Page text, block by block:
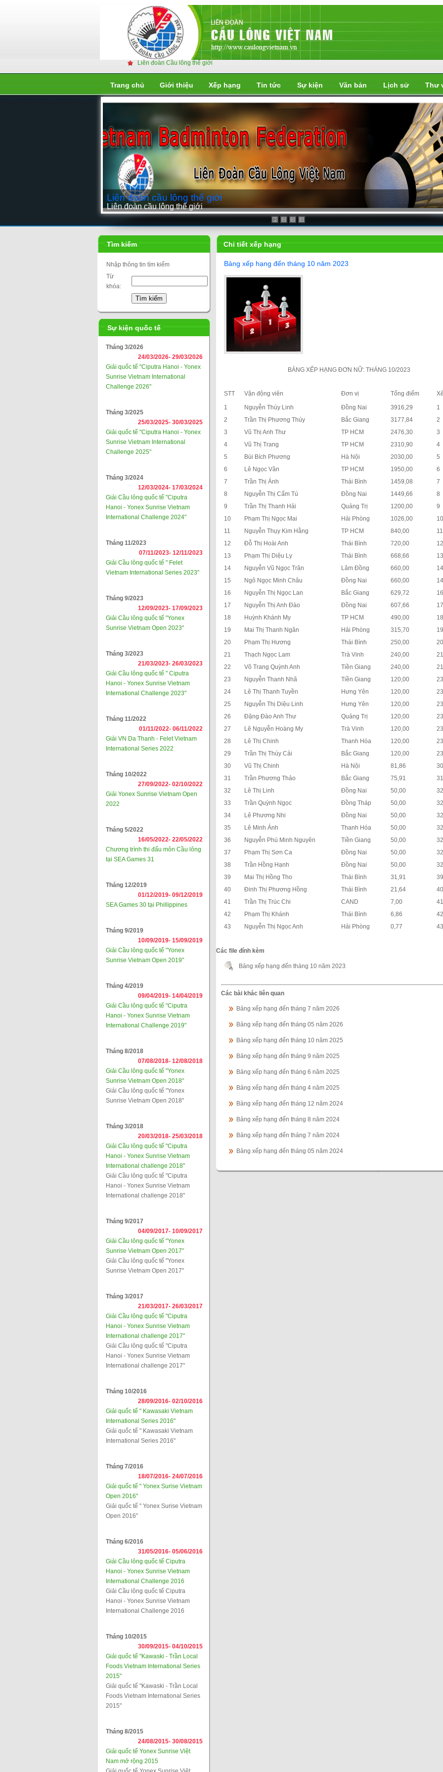
Liên đoàn Cầu lông thế giới
Trang chủ Giới thiệu Xếp hạng Tin tức Sự kiện Văn bản Lịch sử Thư
Liên đoàn cầu lông thế giới
Liên đoàn cầu lông thế giới
1 2 3 4
Tìm kiếm
Nhập thông tin tìm kiếm
Từ
khóa:
Sự kiện quốc tế
Tháng 3/2026
24/03/2026- 29/03/2026
Giải quốc tế "Ciputra Hanoi - Yonex
Sunrise Vietnam International
Challenge 2026"
Tháng 3/2025
25/03/2025- 30/03/2025
Giải quốc tế "Ciputra Hanoi - Yonex
Sunrise Vietnam International
Challenge 2025"
Tháng 3/2024
12/03/2024- 17/03/2024
Giải Cầu lông quốc tế "Ciputra
Hanoi - Yonex Sunrise Vietnam
International Challenge 2024"
Tháng 11/2023
07/11/2023- 12/11/2023
Giải Cầu lông quốc tế " Felet
Vietnam International Series 2023"
Tháng 9/2023
12/09/2023- 17/09/2023
Giải Cầu lông quốc tế "Yonex
Sunrise Vietnam Open 2023"
Tháng 3/2023
21/03/2023- 26/03/2023
Giải Cầu lông quốc tế " Ciputra
Hanoi - Yonex Sunrise Vietnam
International Challenge 2023"
Tháng 11/2022
01/11/2022- 06/11/2022
Giải VN Da Thanh - Felet Vietnam
International Series 2022
Tháng 10/2022
27/09/2022- 02/10/2022
Giải Yonex Sunrise Vietnam Open
2022
Tháng 5/2022
16/05/2022- 22/05/2022
Chương trình thi đấu môn Cầu lông
tại SEA Games 31
Tháng 12/2019
01/12/2019- 09/12/2019
SEA Games 30 tại Phillippines
Tháng 9/2019
10/09/2019- 15/09/2019
Giải Cầu lông quốc tế "Yonex
Sunrise Vietnam Open 2019"
Tháng 4/2019
09/04/2019- 14/04/2019
Giải Cầu lông quốc tế "Ciputra
Hanoi - Yonex Sunrise Vietnam
International Challenge 2019"
Tháng 8/2018
07/08/2018- 12/08/2018
Giải Cầu lông quốc tế "Yonex
Sunrise Vietnam Open 2018"
Giải Cầu lông quốc tế "Yonex
Sunrise Vietnam Open 2018"
Tháng 3/2018
20/03/2018- 25/03/2018
Giải Cầu lông quốc tế "Ciputra
Hanoi - Yonex Sunrise Vietnam
International challenge 2018"
Giải Cầu lông quốc tế "Ciputra
Hanoi - Yonex Sunrise Vietnam
International challenge 2018"
Tháng 9/2017
04/09/2017- 10/09/2017
Giải Cầu lông quốc tế "Yonex
Sunrise Vietnam Open 2017"
Giải Cầu lông quốc tế "Yonex
Sunrise Vietnam Open 2017"
Tháng 3/2017
21/03/2017- 26/03/2017
Giải Cầu lông quốc tế "Ciputra
Hanoi - Yonex Sunrise Vietnam
International challenge 2017"
Giải Cầu lông quốc tế "Ciputra
Hanoi - Yonex Sunrise Vietnam
International challenge 2017"
Tháng 10/2016
28/09/2016- 02/10/2016
Giải quốc tế " Kawasaki Vietnam
International Series 2016"
Giải quốc tế " Kawasaki Vietnam
International Series 2016"
Tháng 7/2016
18/07/2016- 24/07/2016
Giải quốc tế " Yonex Surise Vietnam
Open 2016"
Giải quốc tế " Yonex Surise Vietnam
Open 2016"
Tháng 6/2016
31/05/2016- 05/06/2016
Giải Cầu lông quốc tế Ciputra
Hanoi - Yonex Sunrise Vietnam
International Challenge 2016
Giải Cầu lông quốc tế Ciputra
Hanoi - Yonex Sunrise Vietnam
International Challenge 2016
Tháng 10/2015
30/09/2015- 04/10/2015
Giải quốc tế "Kawaski - Trần Local
Foods Vietnam International Series
2015"
Giải quốc tế "Kawaski - Trần Local
Foods Vietnam International Series
2015"
Tháng 8/2015
24/08/2015- 30/08/2015
Giải quốc tế Yonex Sunrise Việt
Nam mở rộng 2015
Chi tiết xếp hạng
Bảng xếp hạng đến tháng 10 năm 2023
BẢNG XẾP HẠNG ĐƠN NỮ: THÁNG 10/2023
STT Vận động viên Đơn vị Tổng điểm
1
Nguyễn Thùy Linh Đồng Nai 3916,29
1
2
Trần Thị Phương Thúy Bắc Giang 3177,84
2
3
Vũ Thị Anh Thư TP HCM 2476,30
3
4
Vũ Thị Trang TP HCM 2310,90
4
5
Bùi Bích Phương Hà Nội 2030,00
5
6
Lê Ngọc Vân TP HCM 1950,00
6
7
Trần Thị Ánh Thái Bình 1459,08
7
8
Nguyễn Thị Cẩm Tú Đồng Nai 1449,66
8
9
Trần Thị Thanh Hải Quảng Trị 1200,00
9
10
Phạm Thị Ngọc Mai Hải Phòng 1026,00
10
11
Nguyễn Thụy Kim Hằng TP HCM 840,00
11
12
Đỗ Thị Hoài Anh Thái Bình 720,00
12
13
Phạm Thị Diệu Ly Thái Bình 668,66
13
14
Nguyễn Vũ Ngọc Trân Lâm Đồng 660,00
14
15
Ngô Ngọc Minh Châu Đồng Nai 660,00
14
16
Nguyễn Thị Ngọc Lan Bắc Giang 629,72
16
17
Nguyễn Thị Anh Đào Đồng Nai 607,66
17
18
Huỳnh Khánh My TP HCM 490,00
18
19
Mai Thị Thanh Ngân Hải Phòng 315,70
19
20
Phạm Thị Hương Thái Bình 250,00
20
21
Thạch Ngọc Lam Trà Vinh 240,00
21
22
Võ Trang Quỳnh Anh Tiền Giang 240,00
21
23
Nguyễn Thanh Nhã Tiền Giang 120,00
23
24
Lê Thị Thanh Tuyền Hưng Yên 120,00
23
25
Nguyễn Thị Diệu Linh Hưng Yên 120,00
23
26
Đặng Đào Anh Thư Quảng Trị 120,00
23
27
Lê Nguyễn Hoàng My Trà Vinh 120,00
23
28
Lê Thị Chinh Thanh Hóa 120,00
23
29
Trần Thị Thúy Cải Bắc Giang 120,00
23
30
Vũ Thị Chinh Hà Nội 81,86
30
31
Trần Phương Thảo Bắc Giang 75,91
31
32
Lê Thị Linh Đồng Nai 50,00
32
33
Trần Quỳnh Ngọc Đồng Tháp 50,00
32
34
Lê Phương Nhi Đồng Nai 50,00
32
35
Lê Minh Ánh Thanh Hóa 50,00
32
36
Nguyễn Phú Minh Nguyên Tiền Giang 50,00
32
37
Phạm Thị Sơn Ca Đồng Nai 50,00
32
38
Trần Hồng Hạnh Đồng Nai 50,00
32
39
Mai Thị Hồng Tho Thái Bình 31,91
39
40
Đinh Thị Phương Hồng Thái Bình 21,64
40
41
Trần Thị Trúc Chi CAND 7,00
41
42
Phạm Thị Khánh Thái Bình 6,86
42
43
Nguyễn Thị Ngọc Anh Hải Phòng 0,77 43
Các file đính kèm
Bảng xếp hạng đến tháng 10 năm 2023
Các bài khác liên quan
Bảng xếp hạng đến tháng 7 năm 2026
Bảng xếp hạng đến tháng 05 năm 2026
Bảng xếp hạng đến tháng 10 năm 2025
Bảng xếp hạng đến tháng 9 năm 2025
Bảng xếp hạng đến tháng 6 năm 2025
Bảng xếp hạng đến tháng 4 năm 2025
Bảng xếp hạng đến tháng 12 năm 2024
Bảng xếp hạng đến tháng 8 năm 2024
Bảng xếp hạng đến tháng 7 năm 2024
Bảng xếp hạng đến tháng 05 năm 2024